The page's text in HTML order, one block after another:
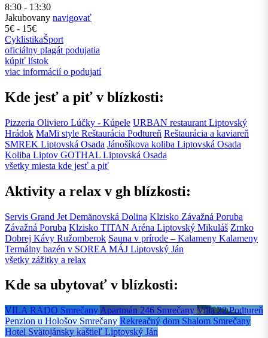
8:30 - 13:30
Jakubovany navigovať
5€ - 15€
CyklistikaŠport
oficiálny plagát podujatia
kúpiť lístok
viac informácií o podujatí
Kde jesť a piť v blízkosti:
Pizzeria Oliviero Lúčky - Kúpele URBAN restaurant Liptovský
Hrádok MaMi style Reštaurácia Podtureň Reštaurácia a kaviareň
SMREK Liptovská Osada Jánošíkova koliba Liptovská Osada
Koliba Liptov GOTHAL Liptovská Osada
všetky miesta kde jesť a piť
Aktivity a relax v gh blízkosti:
Servis Grand Jet Demänovská Dolina Klzisko Závažná Poruba
Závažná Poruba Klzisko TITAN Aréna Liptovský Mikuláš Zrnko
Dobrej Kávy Ružomberok Sauna v prírode – Kalameny Kalameny
Termálny bazén v SOREA MÁJ Liptovský Ján
všetky zážitky a relax
Kde sa ubytovať v blízkosti:
VILA RADO Smrečany Apartmán 246 Smrečany Villa 22Podtureň
Penzion u Hološov Smrečany Rekreačný dom Shalom Smrečany
Hotel Svätojánsky kaštieľ Liptovský Ján